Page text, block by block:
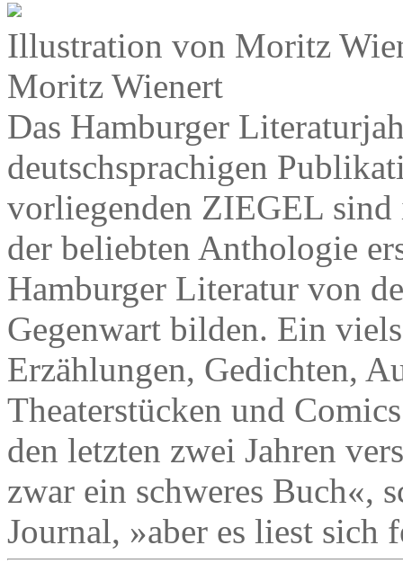
Illustration von Moritz
Moritz Wienert
Das Hamburger
deutschsprachigen
vorliegenden ZIEGEL sind
der beliebten Anthologie
Hamburger Literatur von
Gegenwart bilden. Ein
Erzählungen, Gedichten,
Theaterstücken und
den letzten zwei Jahren
zwar ein schweres Buch«,
Journal, »aber es liest sich